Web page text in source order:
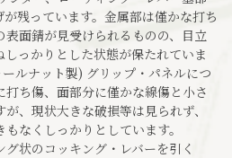
残っています。金属部は僅かな打ち
面錆が見受けられるものの、目立
っかりとした状態が保たれていま
ルナット製) グリップ・パネルにつ
ち傷、面部分に僅かな線傷と小さ
、現状大きな破損等は見られず、
なくしっかりとしています。
状のコッキング・レバーを引く